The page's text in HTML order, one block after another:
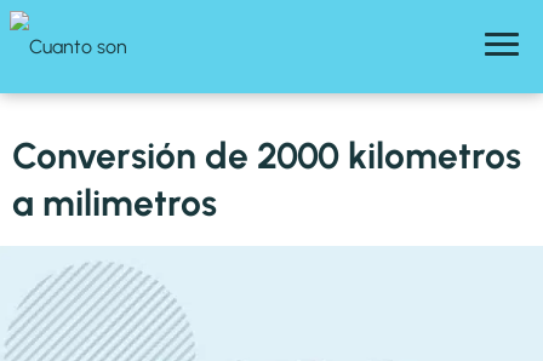
Conversión de 2000 kilometros
a milimetros